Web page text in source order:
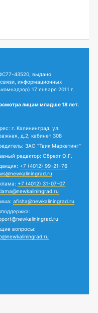
43520, выдано
информационных
17 января 2011 г.
лицам младше 18 лет.
г. Калининград, ул.
д.2, кабинет 308
ЗАО "Твик Маркетинг"
редактор: Обрехт О.Г.
+7 (4012) 99-21-76
+7 (4012) 31-07-07
afisha@newkaliningrad.ru
вопросы: